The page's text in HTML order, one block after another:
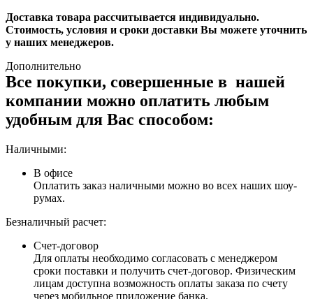
Доставка товара рассчитывается индивидуально.
Стоимость, условия и сроки доставки Вы можете уточнить
у наших менеджеров.
Дополнительно
Все покупки, совершенные в нашей
компании можно оплатить любым
удобным для Вас способом:
Наличными:
В офисе
Оплатить заказ наличными можно во всех наших шоу-
румах.
Безналичный расчет:
Счет-договор
Для оплаты необходимо согласовать с менеджером
сроки поставки и получить счет-договор. Физическим
лицам доступна возможность оплаты заказа по счету
через мобильное приложение банка.